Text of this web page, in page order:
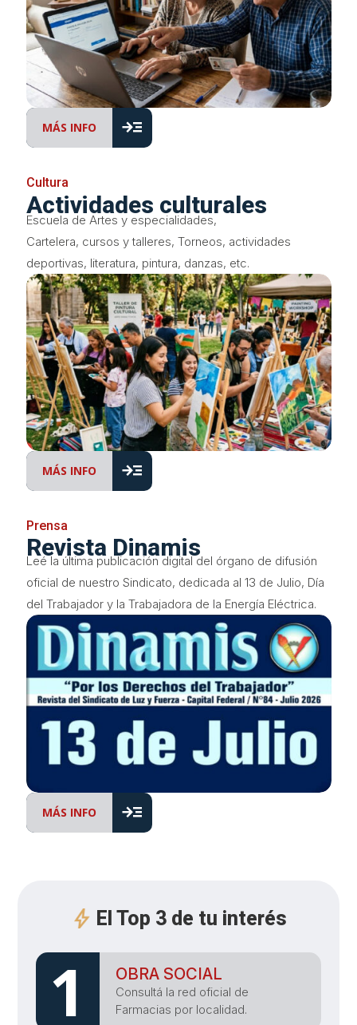
MÁS INFO read_more
Cultura
Actividades culturales
Escuela de Artes y especialidades,
Cartelera, cursos y talleres, Torneos, actividades
deportivas, literatura, pintura, danzas, etc.
MÁS INFO read_more
Prensa
Revista Dinamis
Leé la última publicación digital del órgano de difusión
oficial de nuestro Sindicato, dedicada al 13 de Julio, Día
del Trabajador y la Trabajadora de la Energía Eléctrica.
MÁS INFO read_more
El Top 3 de tu interés
1 OBRA SOCIAL
Consultá la red oficial de
Farmacias por localidad.